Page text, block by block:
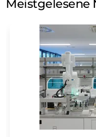
Einwilligung können Sie
Str. 2, 12489 Berlin oder
widerruf@lumitos.commit
widerrufen. Zudem ist in
Abbestellung des
enthalten.
Meistgelesene